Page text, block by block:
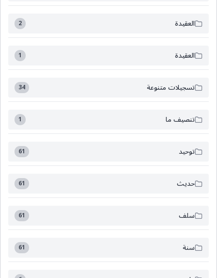
العقيدة 2
العقيدة 1
تسجيلات متنوعة 34
تنصيف ما 1
توحيد 61
حديث 61
سلف 61
سنة 61